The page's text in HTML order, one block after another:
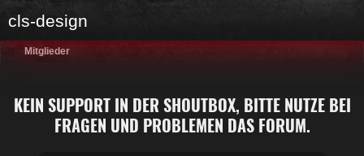
cls-design
Mitglieder
KEIN SUPPORT IN DER SHOUTBOX, BITTE NUTZE BEI
FRAGEN UND PROBLEMEN DAS FORUM.